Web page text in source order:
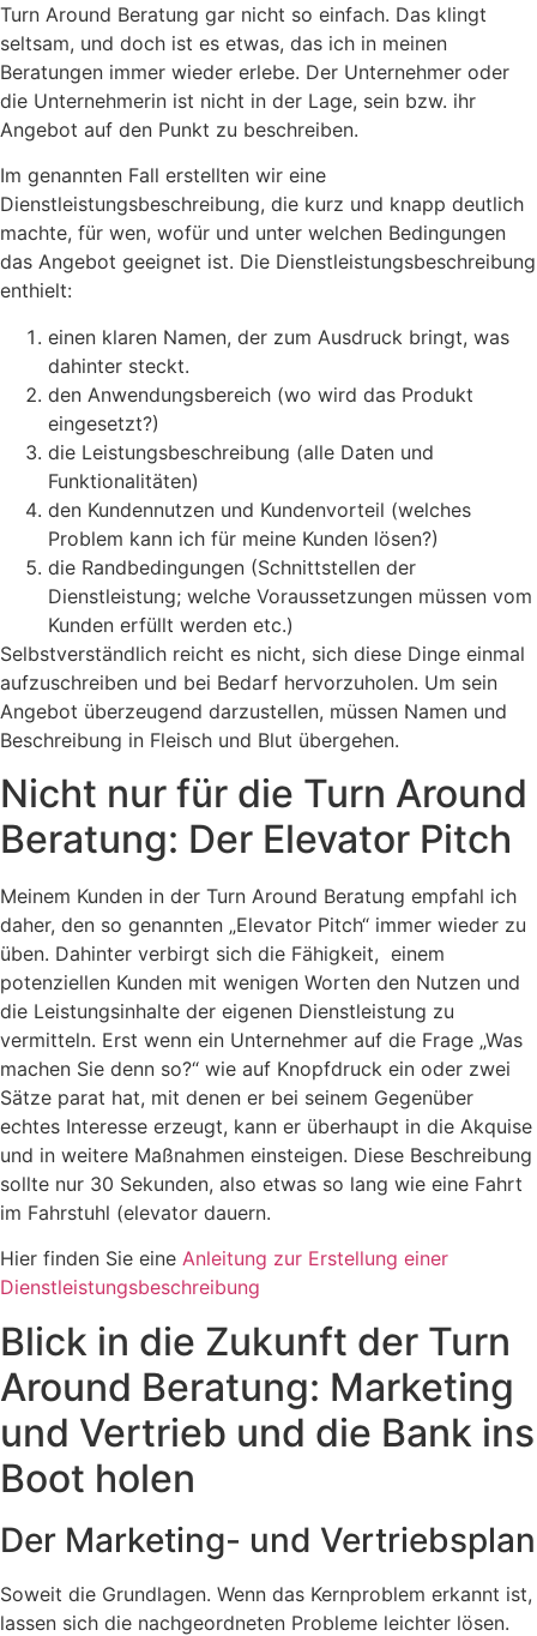
Turn Around Beratung gar nicht so einfach. Das klingt
seltsam, und doch ist es etwas, das ich in meinen
Beratungen immer wieder erlebe. Der Unternehmer oder
die Unternehmerin ist nicht in der Lage, sein bzw. ihr
Angebot auf den Punkt zu beschreiben.
Im genannten Fall erstellten wir eine
Dienstleistungsbeschreibung, die kurz und knapp deutlich
machte, für wen, wofür und unter welchen Bedingungen
das Angebot geeignet ist. Die Dienstleistungsbeschreibung
enthielt:
einen klaren Namen, der zum Ausdruck bringt, was
dahinter steckt.
den Anwendungsbereich (wo wird das Produkt
eingesetzt?)
die Leistungsbeschreibung (alle Daten und
Funktionalitäten)
den Kundennutzen und Kundenvorteil (welches
Problem kann ich für meine Kunden lösen?)
die Randbedingungen (Schnittstellen der
Dienstleistung; welche Voraussetzungen müssen vom
Kunden erfüllt werden etc.)
Selbstverständlich reicht es nicht, sich diese Dinge einmal
aufzuschreiben und bei Bedarf hervorzuholen. Um sein
Angebot überzeugend darzustellen, müssen Namen und
Beschreibung in Fleisch und Blut übergehen.
Nicht nur für die Turn Around
Beratung: Der Elevator Pitch
Meinem Kunden in der Turn Around Beratung empfahl ich
daher, den so genannten „Elevator Pitch“ immer wieder zu
üben. Dahinter verbirgt sich die Fähigkeit, einem
potenziellen Kunden mit wenigen Worten den Nutzen und
die Leistungsinhalte der eigenen Dienstleistung zu
vermitteln. Erst wenn ein Unternehmer auf die Frage „Was
machen Sie denn so?“ wie auf Knopfdruck ein oder zwei
Sätze parat hat, mit denen er bei seinem Gegenüber
echtes Interesse erzeugt, kann er überhaupt in die Akquise
und in weitere Maßnahmen einsteigen. Diese Beschreibung
sollte nur 30 Sekunden, also etwas so lang wie eine Fahrt
im Fahrstuhl (elevator dauern.
Hier finden Sie eine Anleitung zur Erstellung einer
Dienstleistungsbeschreibung
Blick in die Zukunft der Turn
Around Beratung: Marketing
und Vertrieb und die Bank ins
Boot holen
Der Marketing- und Vertriebsplan
Soweit die Grundlagen. Wenn das Kernproblem erkannt ist,
lassen sich die nachgeordneten Probleme leichter lösen.